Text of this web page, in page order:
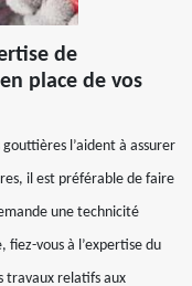
de
place de vos
l’aident à assurer
il est préférable de faire
une technicité
vous à l’expertise du
travaux relatifs aux